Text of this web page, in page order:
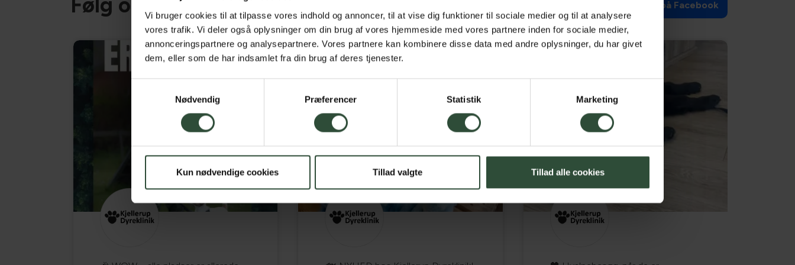
Vi bruger cookies til at tilpasse vores indhold og annoncer, til at vise dig funktioner til sociale medier og til at analysere
vores trafik. Vi deler også oplysninger om din brug af vores hjemmeside med vores partnere inden for sociale medier,
annonceringspartnere og analysepartnere. Vores partnere kan kombinere disse data med andre oplysninger, du har givet
dem, eller som de har indsamlet fra din brug af deres tjenester.
Nødvendig
Præferencer Statistik Marketing
Kun nødvendige cookies Tillad valgte Tillad alle cookies
Følg os på Facebook